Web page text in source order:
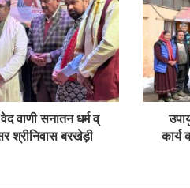
वाणी सनातन धर्म व्
श्रीनिवास बरखेड़ी
कार्य